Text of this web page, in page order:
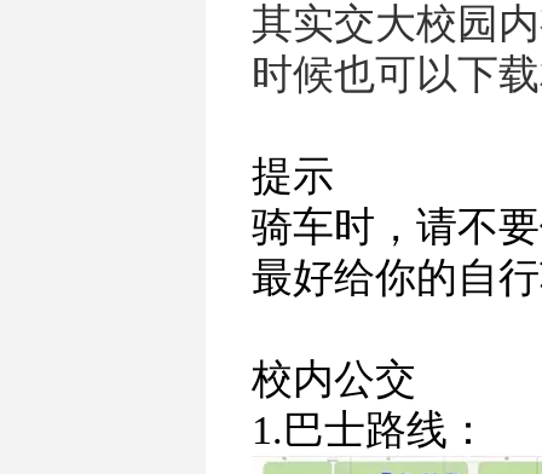
其实交大校园
时候也可以下
提示
骑车时，请不
最好给你的自
校内公交
1.巴士路线：